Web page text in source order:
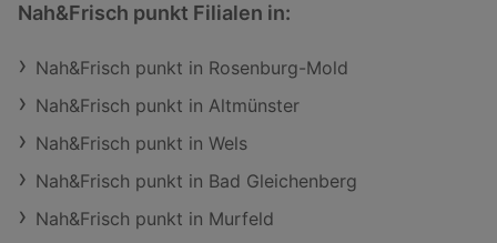
Nah&Frisch punkt Filialen in:
Nah&Frisch punkt in Rosenburg-Mold
Nah&Frisch punkt in Altmünster
Nah&Frisch punkt in Wels
Nah&Frisch punkt in Bad Gleichenberg
Nah&Frisch punkt in Murfeld